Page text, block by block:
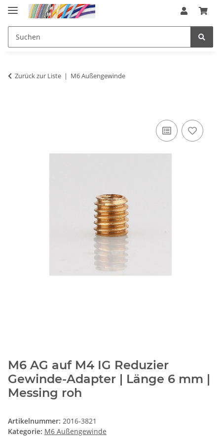
Zurück zur Liste M6 Außengewinde
M6 AG auf M4 IG Reduzier
Gewinde-Adapter | Länge 6 mm |
Messing roh
Artikelnummer: 2016-3821
Kategorie: M6 Außengewinde